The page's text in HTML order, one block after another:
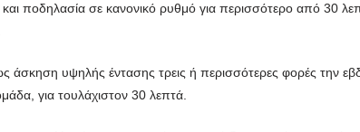
ποδηλασία σε κανονικό ρυθμό για περισσότερο από 30
άσκηση υψηλής έντασης τρεις ή περισσότερες φορές την
για τουλάχιστον 30 λεπτά.